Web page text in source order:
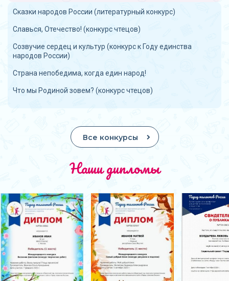
Сказки народов России (литературный конкурс)
Славься, Отечество! (конкурс чтецов)
Созвучие сердец и культур (конкурс к Году единства
народов России)
Страна непобедима, когда един народ!
Что мы Родиной зовем? (конкурс чтецов)
Все конкурсы
Наши дипломы